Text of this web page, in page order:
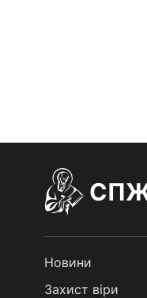
Новини
Захист віри